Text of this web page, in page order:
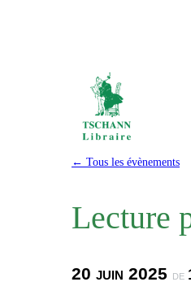
← Tous les évènements
Lecture
20 juin 2025 de